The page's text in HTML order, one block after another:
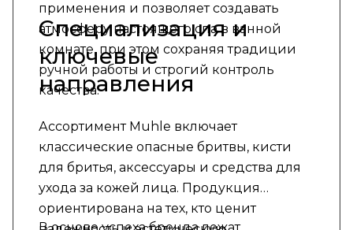
применения и позволяет создавать
атмосферу настоящего спа в ванной
комнате, при этом сохраняя традиции
ручной работы и строгий контроль
качества.
Специализация и
ключевые
направления
Ассортимент Muhle включает
классические опасные бритвы, кисти
для бритья, аксессуары и средства для
ухода за кожей лица. Продукция
ориентирована на тех, кто ценит